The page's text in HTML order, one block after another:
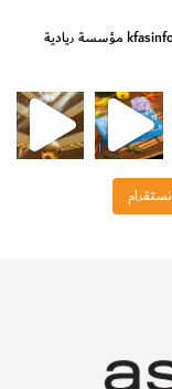
مؤسسة ريادية
لكم كل جديد!⁩